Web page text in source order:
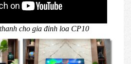
cho gia đỉnh loa CP10